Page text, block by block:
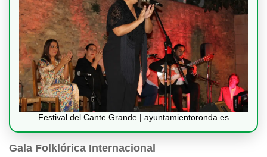
Festival del Cante Grande | ayuntamientoronda.es
Gala Folklórica Internacional